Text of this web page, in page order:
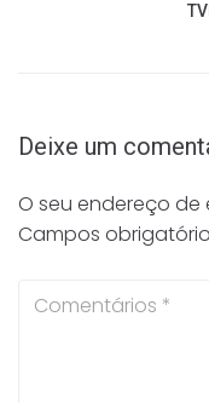
Deixe um
O seu endereço
Campos